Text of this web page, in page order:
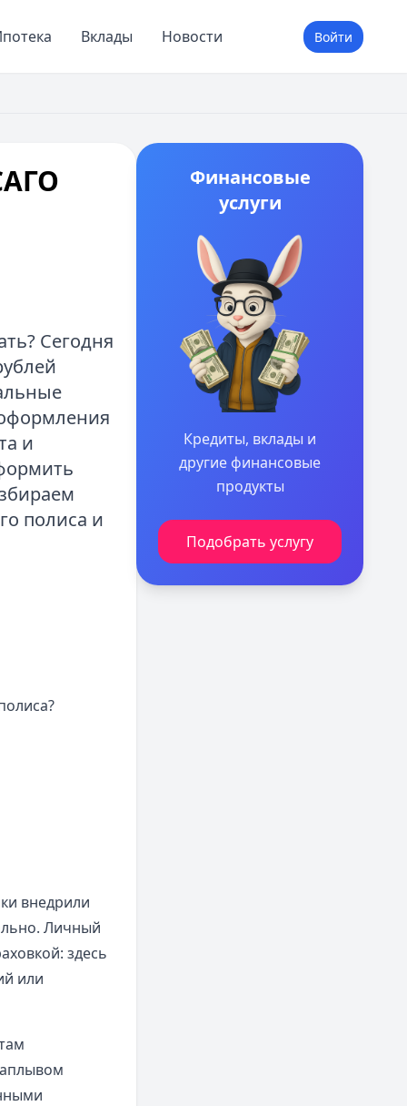
Вклады Новости Войти
Сегодня
и
полиса и
внедрили
Личный
здесь
или
Финансовые
услуги
Кредиты, вклады и
другие финансовые
продукты
Подобрать услугу